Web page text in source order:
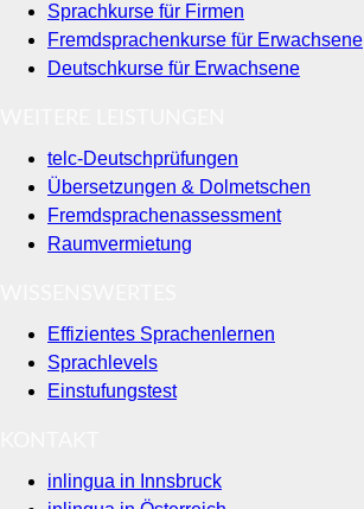
Sprachkurse für Firmen
Fremdsprachenkurse für Erwachsene
Deutschkurse für Erwachsene
telc-Deutschprüfungen
Übersetzungen & Dolmetschen
Fremdsprachenassessment
Raumvermietung
Effizientes Sprachenlernen
Sprachlevels
Einstufungstest
inlingua in Innsbruck